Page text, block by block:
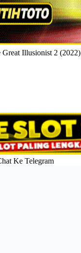
Great Illusionist 2 (2022)
Ke Telegram